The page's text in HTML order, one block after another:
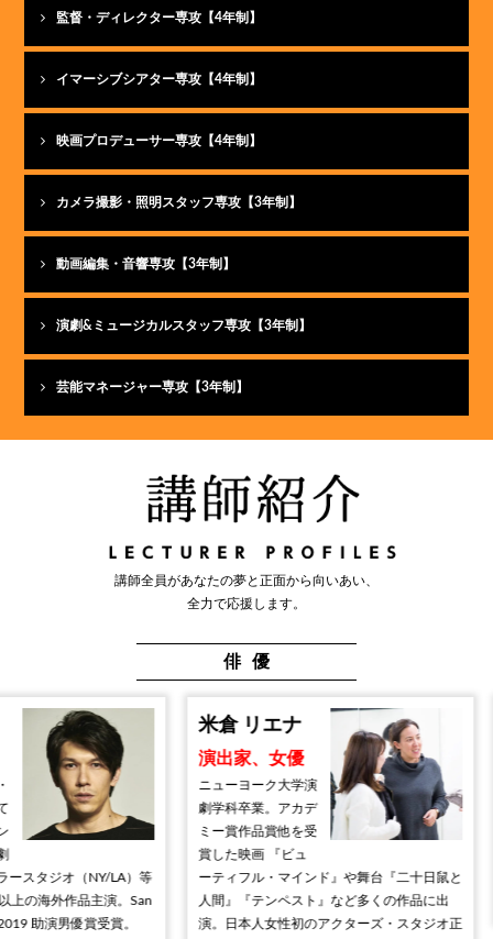
監督・ディレクター専攻【4年制】
イマーシブシアター専攻【4年制】
映画プロデューサー専攻【4年制】
カメラ撮影・照明スタッフ専攻【3年制】
動画編集・音響専攻【3年制】
演劇&ミュージカルスタッフ専攻【3年制】
芸能マネージャー専攻【3年制】
講師全員があなたの夢と正面から向いあい、
全力で応援します。
俳優
NY/LA）等
主演。San
受賞。
米倉 リエナ
演出家、女優
ニューヨーク大学演
劇学科卒業。アカデ
ミー賞作品賞他を受
賞した映画 『ビュ
ーティフル・マインド』や舞台『二十日鼠と
人間』『テンペスト』など多くの作品に出
演。日本人女性初のアクターズ・スタジオ正
演出家
東京大学
文化学科社
課程卒業
ング』『コ
物語』など